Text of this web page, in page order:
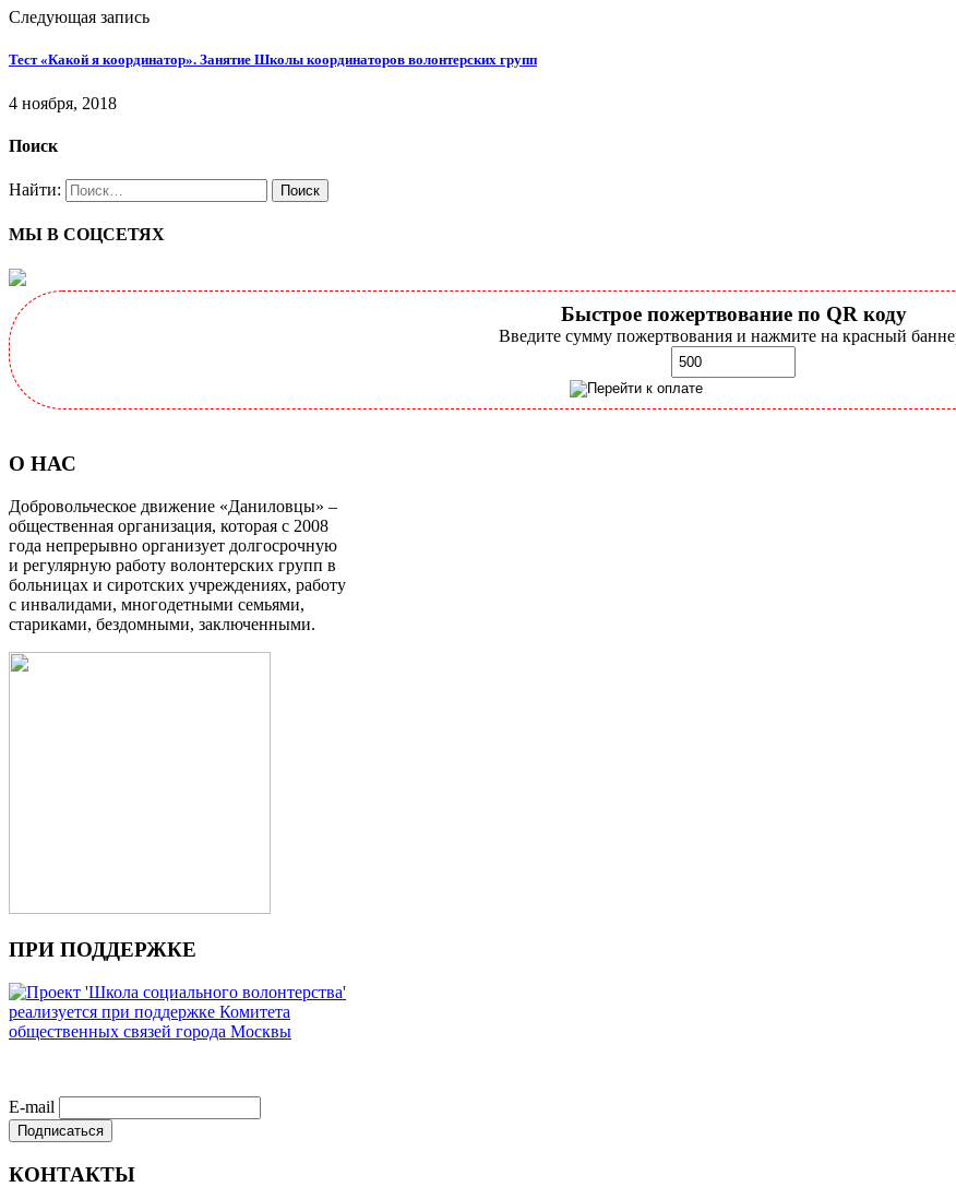
Следующая запись
Тест «Какой я координатор». Занятие Школы координаторов волонтерских групп
4 ноября, 2018
Поиск
Найти:
МЫ В СОЦСЕТЯХ
Быстрое пожертвование по QR коду
Введите сумму пожертвования и нажмите на красный
О НАС
Добровольческое движение «Даниловцы» –
общественная организация, которая с 2008
года непрерывно организует долгосрочную
и регулярную работу волонтерских групп в
больницах и сиротских учреждениях, работу
с инвалидами, многодетными семьями,
стариками, бездомными, заключенными.
ПРИ ПОДДЕРЖКЕ
E-mail
КОНТАКТЫ